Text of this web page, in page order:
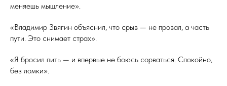
меняешь мышление».
«Владимир Звягин объяснил, что срыв — не провал, а часть
пути. Это снимает страх».
«Я бросил пить — и впервые не боюсь сорваться. Спокойно,
без ломки».